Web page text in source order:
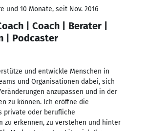
und 10 Monate, seit Nov. 2016
| Coach | Berater |
| Podcaster
und entwickle Menschen in
und Organisationen dabei, sich
anzupassen und in der
zu können. Ich eröffne die
private oder berufliche
zu erkennen, zu verstehen und hinter